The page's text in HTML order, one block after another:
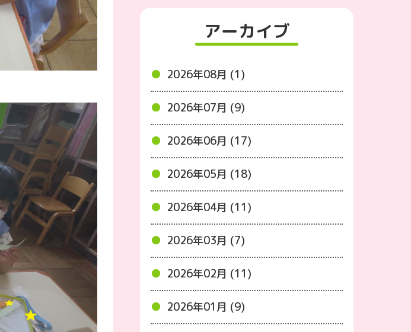
アーカイブ
2026年08月 (1)
2026年07月 (9)
2026年06月 (17)
2026年05月 (18)
2026年04月 (11)
2026年03月 (7)
2026年02月 (11)
2026年01月 (9)